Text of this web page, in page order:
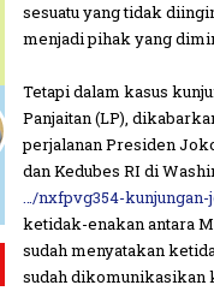
sesuatu yang tidak
menjadi pihak yang
Tetapi dalam kasus
Panjaitan (LP),
perjalanan Presiden
dan Kedubes RI di
…/nxfpvg354-
ketidak-enakan antara
sudah menyatakan
sudah dikomunikasikan